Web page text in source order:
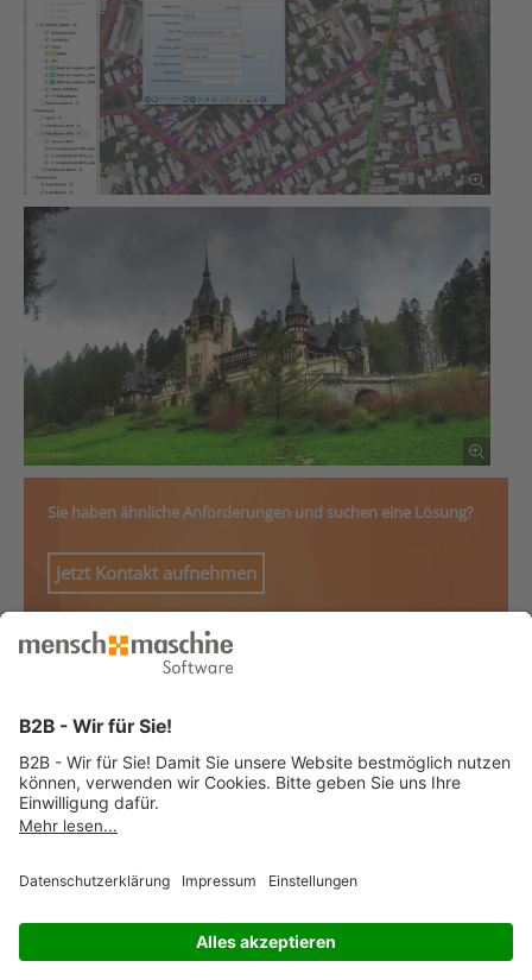
Sie haben ähnliche Anforderungen und suchen eine Lösung?
Jetzt Kontakt aufnehmen
© 2026 Mensch und Maschine -Impressum-Datenschutz